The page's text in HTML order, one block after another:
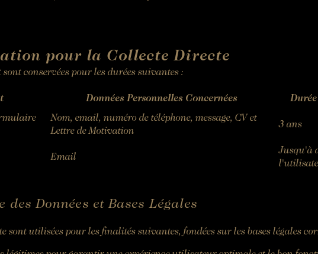
pour la Collecte Directe
conservées pour les durées suivantes :
Données Personnelles Concernées
Nom, email, numéro de téléphone, message, CV et
Lettre de Motivation
3 ans
Email
Jusqu'à
Données et Bases Légales
sont utilisées pour les finalités suivantes, fondées sur les bases légales